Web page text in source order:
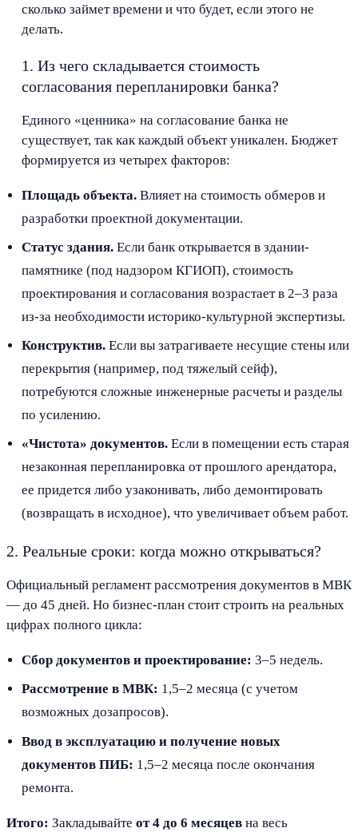
сколько займет времени и что будет, если этого не
делать.
1. Из чего складывается стоимость
согласования перепланировки банка?
Единого «ценника» на согласование банка не
существует, так как каждый объект уникален. Бюджет
формируется из четырех факторов:
Площадь объекта. Влияет на стоимость обмеров и
разработки проектной документации.
Статус здания. Если банк открывается в здании-
памятнике (под надзором КГИОП), стоимость
проектирования и согласования возрастает в 2–3 раза
из-за необходимости историко-культурной экспертизы.
Конструктив. Если вы затрагиваете несущие стены или
перекрытия (например, под тяжелый сейф),
потребуются сложные инженерные расчеты и разделы
по усилению.
«Чистота» документов. Если в помещении есть старая
незаконная перепланировка от прошлого арендатора,
ее придется либо узаконивать, либо демонтировать
(возвращать в исходное), что увеличивает объем работ.
2. Реальные сроки: когда можно открываться?
Официальный регламент рассмотрения документов в МВК
— до 45 дней. Но бизнес-план стоит строить на реальных
цифрах полного цикла:
Сбор документов и проектирование: 3–5 недель.
Рассмотрение в МВК: 1,5–2 месяца (с учетом
возможных дозапросов).
Ввод в эксплуатацию и получение новых
документов ПИБ: 1,5–2 месяца после окончания
ремонта.
Итого: Закладывайте от 4 до 6 месяцев на весь